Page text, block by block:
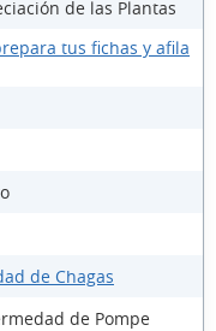
de las Plantas
tus fichas y afila
de Chagas
de Pompe